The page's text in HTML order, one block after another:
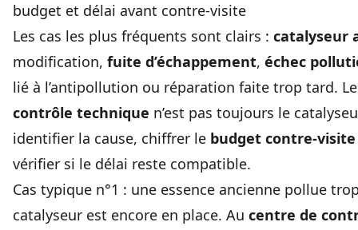
budget et délai avant contre-visite
Les cas les plus fréquents sont clairs : catalyseur
modification, fuite d’échappement, échec
lié à l’antipollution ou réparation faite trop tard.
contrôle technique n’est pas toujours le
identifier la cause, chiffrer le budget contre-
vérifier si le délai reste compatible.
Cas typique n°1 : une essence ancienne pollue
catalyseur est encore en place. Au centre de